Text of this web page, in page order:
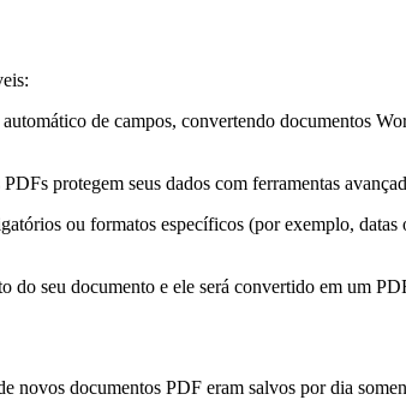
de campos, convertendo documentos
protegem seus dados com ferramentas
ou formatos específicos (por exemplo,
seu documento e ele será convertido em um
novos documentos PDF eram salvos por dia